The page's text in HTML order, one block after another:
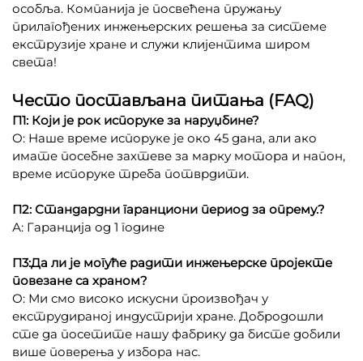
особља. Компанија је посвећена пружању
прилагођених инжењерских решења за системе
екструзије хране и служи клијентима широм
света!
Често постављана питања (FAQ)
П1: Који је рок испоруке за наруџбине?
О: Наше време испоруке је око 45 дана, али ако
имате посебне захтеве за марку мотора и напон,
време испоруке треба потврдити.
П2: Стандардни гаранциони период за опрему.?
А: Гаранција од 1 године
П3:Да ли је могуће радити инжењерске пројекте
повезане са храном?
О: Ми смо високо искусни произвођач у
екструдираној индустрији хране. Добродошли
сте да посетите нашу фабрику да бисте добили
више поверења у избора нас.